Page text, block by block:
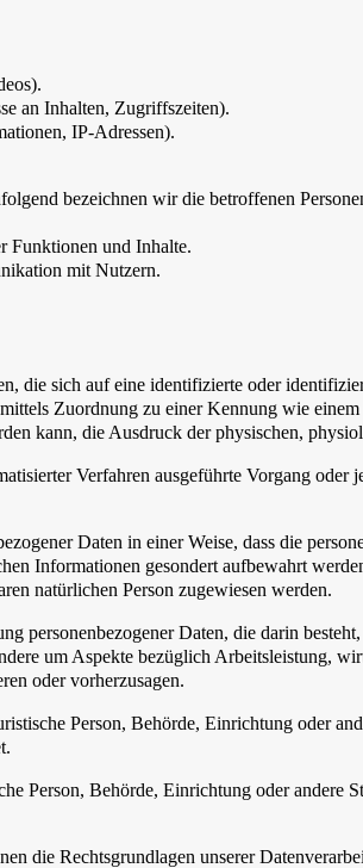
an Inhalten, Zugriffszeiten).
IP-Adressen).
bezeichnen wir die betroffenen
Funktionen und Inhalte.
mit Nutzern.
die sich auf eine identifizierte oder
Zuordnung zu einer Kennung wie
kann, die Ausdruck der physischen,
Verfahren ausgeführte Vorgang
Daten in einer Weise, dass die
Informationen gesondert aufbewahrt
natürlichen Person zugewiesen werden.
personenbezogener Daten, die darin
um Aspekte bezüglich Arbeitsleistung,
oder vorherzusagen.
Person, Behörde, Einrichtung oder
Person, Behörde, Einrichtung oder andere
die Rechtsgrundlagen unserer